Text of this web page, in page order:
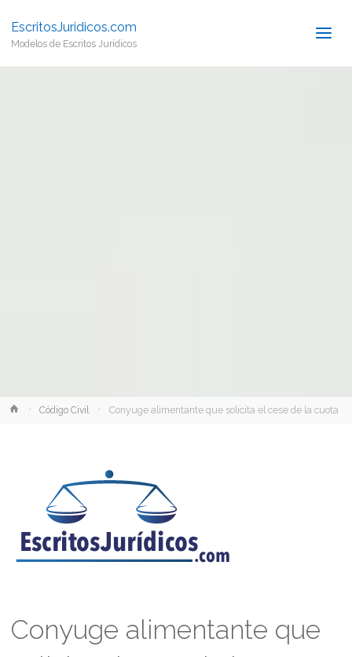
EscritosJuridicos.com
Modelos de Escritos Jurídicos
InicioCódigo Civil Conyuge alimentante que solicita el cese de la cuota
Conyuge alimentante que